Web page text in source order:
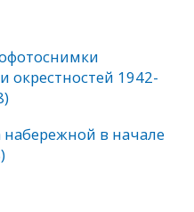
окрестностей 1942-
набережной в начале